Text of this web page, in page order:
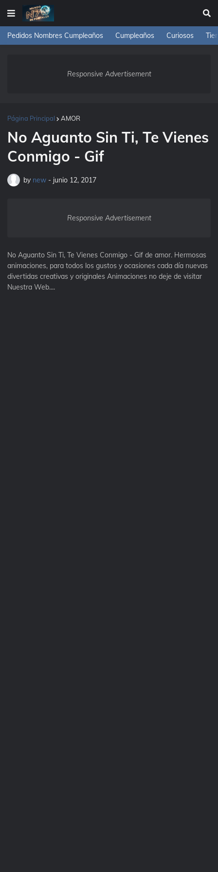
Pedidos Nombres Cumpleaños Cumpleaños Curiosos
Responsive Advertisement
Página Principal AMOR
No Aguanto Sin Ti, Te Vienes
Conmigo - Gif
by new - junio 12, 2017
Responsive Advertisement
No Aguanto Sin Ti, Te Vienes Conmigo - Gif de amor. Hermosas
animaciones, para todos los gustos y ocasiones cada día nuevas
divertidas creativas y originales Animaciones no deje de visitar
Nuestra Web....